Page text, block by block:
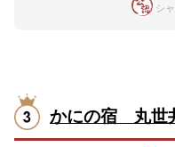
シ
かにの宿 丸世